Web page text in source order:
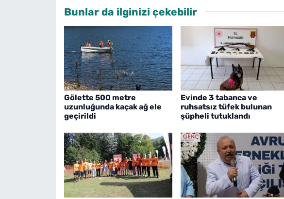
Bunlar da ilginizi çekebilir
Gölette 500 metre
uzunluğunda kaçak ağ ele
geçirildi
Evinde 3 tabanca ve
ruhsatsız tüfek bulunan
şüpheli tutuklandı